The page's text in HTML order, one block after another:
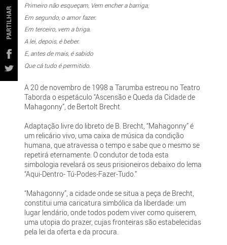
PARTILHAR
Primeiro não esqueçam, Vem encher a barriga,
Em segundo, o amor fazer.
Em terceiro, vem a briga.
A lei, depois, é beber.
E, antes de mais, é sabido
Que cá tudo é permitido.
A 20 de novembro de 1998 a Tarumba estreou no Teatro
Taborda o espetáculo “Ascensão e Queda da Cidade de
Mahagonny”, de Bertolt Brecht.
Adaptação livre do libreto de B. Brecht, “Mahagonny” é
um relicário vivo, uma caixa de música da condição
humana, que atravessa o tempo e sabe que o mesmo se
repetirá eternamente. O condutor de toda esta
simbologia revelará os seus prisioneiros debaixo do lema
“Aqui-Dentro- Tú-Podes-Fazer-Tudo.”
“Mahagonny”, a cidade onde se situa a peça de Brecht,
constitui uma caricatura simbólica da liberdade: um
lugar lendário, onde todos podem viver como quiserem,
uma utopia do prazer, cujas fronteiras são estabelecidas
pela lei da oferta e da procura.